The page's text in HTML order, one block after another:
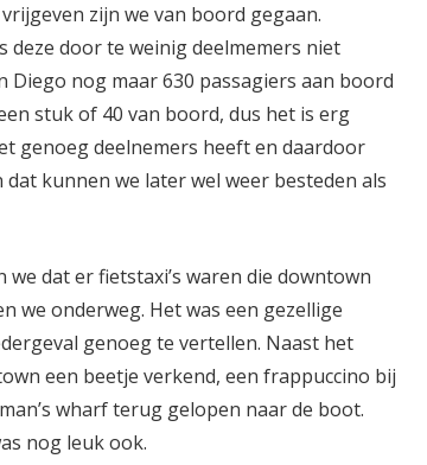
zijn we van boord gegaan.
deze door te weinig deelmemers niet
Diego nog maar 630 passagiers aan boord
stuk of 40 van boord, dus het is erg
genoeg deelnemers heeft en daardoor
kunnen we later wel weer besteden als
dat er fietstaxi’s waren die downtown
we onderweg. Het was een gezellige
genoeg te vertellen. Naast het
een beetje verkend, een frappuccino bij
wharf terug gelopen naar de boot.
nog leuk ook.